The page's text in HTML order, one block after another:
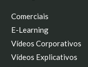
Comerciais
E-Learning
Vídeos Corporativos
Vídeos Explicativos